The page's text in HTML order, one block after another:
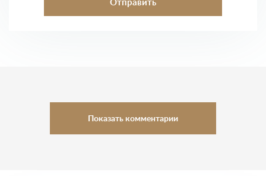
Показать комментарии